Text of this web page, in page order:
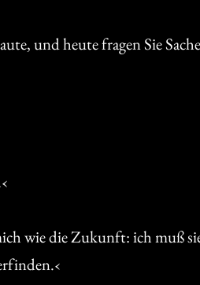
und heute fragen Sie
wie die Zukunft: ich muß